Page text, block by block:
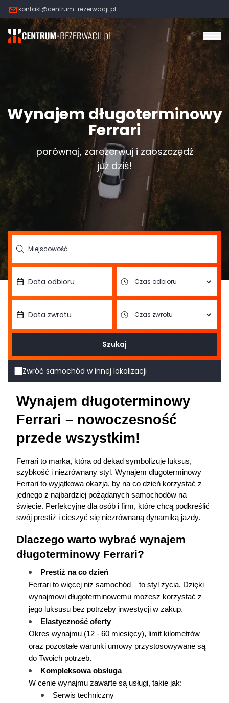
kontakt@centrum-rezerwacji.pl
Wynajem długoterminowy
Ferrari
porównaj, zarezerwuj i zaoszczędź
już dziś!
Zwróć samochód w innej lokalizacji
Szukaj
Wynajem długoterminowy
Ferrari – nowoczesność
przede wszystkim!
Ferrari to marka, która od dekad symbolizuje luksus,
szybkość i niezrównany styl. Wynajem długoterminowy
Ferrari to wyjątkowa okazja, by na co dzień korzystać z
jednego z najbardziej pożądanych samochodów na
świecie. Perfekcyjne dla osób i firm, które chcą podkreślić
swój prestiż i cieszyć się niezrównaną dynamiką jazdy.
Dlaczego warto wybrać wynajem
długoterminowy Ferrari?
Prestiż na co dzień
Ferrari to więcej niż samochód – to styl życia. Dzięki
wynajmowi długoterminowemu możesz korzystać z
jego luksusu bez potrzeby inwestycji w zakup.
Elastyczność oferty
Okres wynajmu (12 - 60 miesięcy), limit kilometrów
oraz pozostałe warunki umowy przystosowywane są
do Twoich potrzeb.
Kompleksowa obsługa
W cenie wynajmu zawarte są usługi, takie jak:
Serwis techniczny